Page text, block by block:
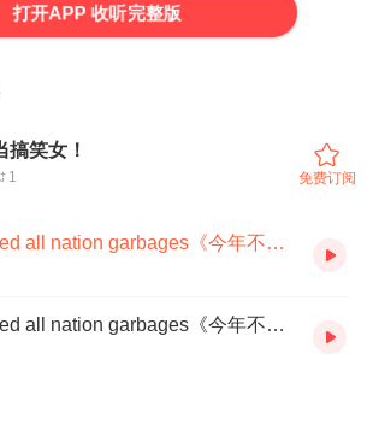
打开APP 收听完整版
搞笑女！
1 免费订阅
Pear小梨、gathered all nation garbages《今年不当搞笑女！》伴奏
Pear小梨、gathered all nation garbages《今年不当搞笑女！》